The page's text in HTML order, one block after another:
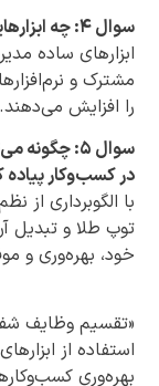
سوال ۴: چه ابزارهایی برای مدیریت تیم پیشنهاد می‌شود؟
ابزارهای ساده
مشترک و
را افزایش می‌دهند.
سوال ۵:
در کسب‌وکار پیاده
با الگوبرداری از
توپ طلا و تبدیل
خود، بهره‌وری و
«تقسیم وظایف
استفاده از
بهره‌وری